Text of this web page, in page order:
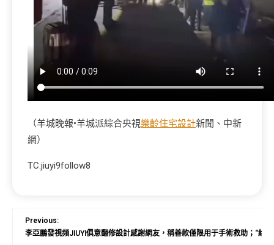
（羊城晚報•羊城派綜合央視樂齡住宅設計新聞、中新
網）
TC:jiuyi9follow8
Previous:
李亞鵬發視頻JIUYI俱意翻修設計感謝網友，稱善款僅限用于手術救助；“給